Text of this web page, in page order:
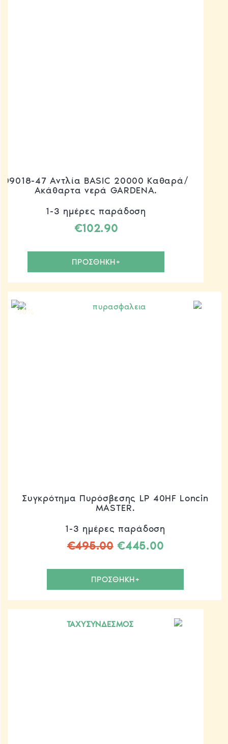
09018-47 Αντλία BASIC 20000 Καθαρά/
Ακάθαρτα νερά GARDENA.
1-3 ημέρες παράδοση
€102.90
ΠΡΟΣΘΗΚΗ+
-10 %
Συγκρότημα Πυρόσβεσης LP 40HF Loncin
MASTER.
1-3 ημέρες παράδοση
€495.00 Original
was:
€495.00.
€445.00Η
τιμή
ΠΡΟΣΘΗΚΗ+